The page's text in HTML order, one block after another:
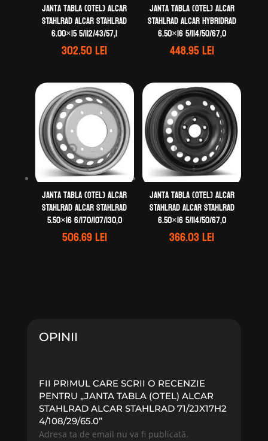
Janta tabla (otel) ALCAR
STAHLRAD ALCAR STAHLRAD
6.00×15 5/112/43/57,1
302.50lei
Janta tabla (otel) ALCAR
STAHLRAD ALCAR HYBRIDRAD
6.50×16 5/114/50/67,0
448.95lei
Janta tabla (otel) ALCAR
STAHLRAD ALCAR STAHLRAD
5.50×16 6/170/107/130,0
506.69lei
Janta tabla (otel) ALCAR
STAHLRAD ALCAR STAHLRAD
6.50×16 5/114/50/67,0
366.03lei
OPINII
FII PRIMUL CARE SCRII O RECENZIE
PENTRU „JANTA TABLA (OTEL) ALCAR
STAHLRAD ALCAR STAHLRAD 71/2JX17H2
4/108/29/65.0”
Adresa ta de email nu va fi publicată.